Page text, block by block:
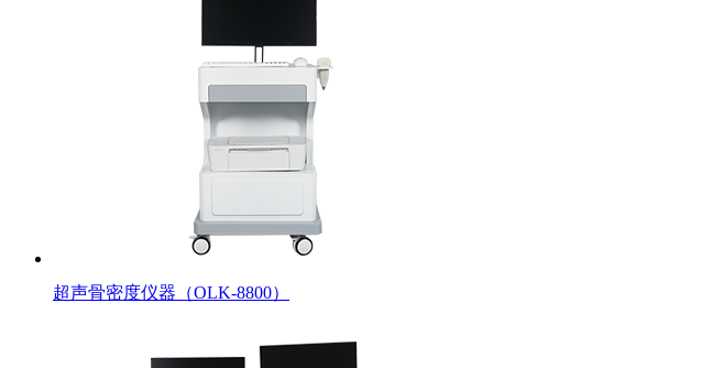
超声骨密度仪器（OLK-8800）